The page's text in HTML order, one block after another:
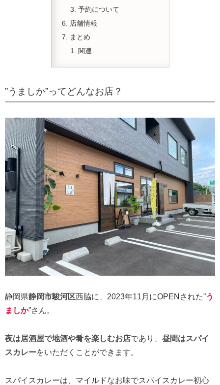
予約について
店舗情報
まとめ
関連
”うましか”ってどんなお店？
静岡県静岡市駿河区西脇に、2023年11月にOPENされた”う
ましか”さん。
夜は居酒屋で地酒や肴を楽しむお店であり、 昼間はスパイ
スカレーをいただくことができます。
スパイスカレーは、マイルドなお味でスパイスカレー初心